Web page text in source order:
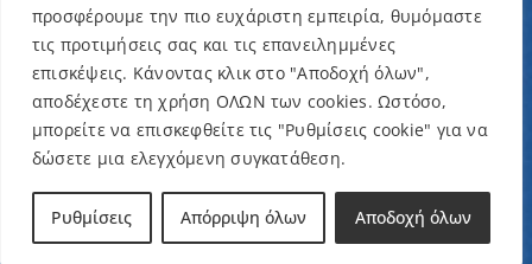
προσφέρουμε την πιο ευχάριστη εμπειρία, θυμόμαστε
τις προτιμήσεις σας και τις επανειλημμένες
επισκέψεις. Κάνοντας κλικ στο "Αποδοχή όλων",
αποδέχεστε τη χρήση ΟΛΩΝ των cookies. Ωστόσο,
μπορείτε να επισκεφθείτε τις "Ρυθμίσεις cookie" για να
δώσετε μια ελεγχόμενη συγκατάθεση.
Ρυθμίσεις Απόρριψη όλων Αποδοχή όλων
© Copyright 2022 – Παγκύπριος Σύνδεσμος για
παιδιά με καρκίνο και συναφείς παθήσεις «Ένα
Όνειρο Μια Ευχή» / Designed & Developed byNETinfo
Plc
Όροι και Προϋποθέσεις|Πολιτική Απορρήτου